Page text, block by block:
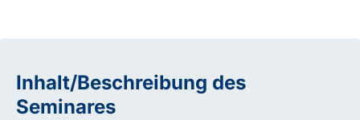
Inhalt/Beschreibung des
Seminares